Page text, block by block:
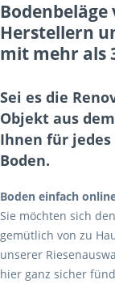
Herstellern
mit mehr als
Sei es die
Objekt aus
Ihnen für jedes
Boden.
Boden einfach
Sie möchten sich
gemütlich von zu
unserer
hier ganz sicher